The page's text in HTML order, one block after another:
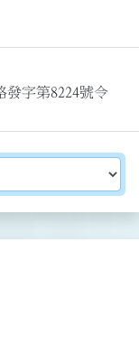
發字第8224號令